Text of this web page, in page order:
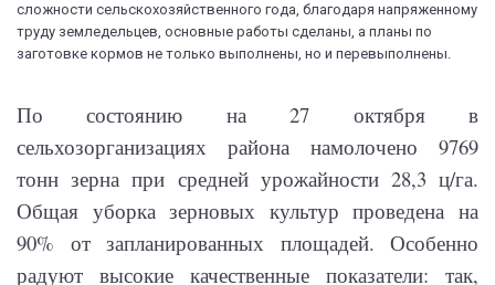
сложности сельскохозяйственного года, благодаря напряженному
труду земледельцев, основные работы сделаны, а планы по
заготовке кормов не только выполнены, но и перевыполнены.
По состоянию на 27 октября в
сельхозорганизациях района намолочено 9769
тонн зерна при средней урожайности 28,3 ц/га.
Общая уборка зерновых культур проведена на
90% от запланированных площадей. Особенно
радуют высокие качественные показатели: так,